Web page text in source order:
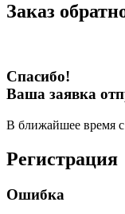
Заказ
Спасибо!
Ваша заявка
В ближайшее время с
Регистрация
Ошибка